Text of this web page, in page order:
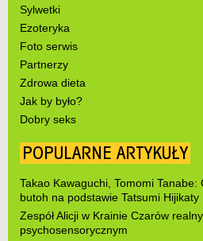
Sylwetki
Ezoteryka
Foto serwis
Partnerzy
Zdrowa dieta
Jak by było?
Dobry seks
POPULARNE ARTYKUŁY
Takao Kawaguchi, Tomomi
butoh na podstawie Tatsumi Hijikaty
Zespół Alicji w Krainie Czarów
psychosensorycznym